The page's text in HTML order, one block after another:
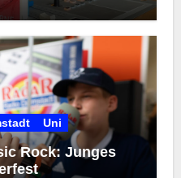
Uni
Rock: Junges